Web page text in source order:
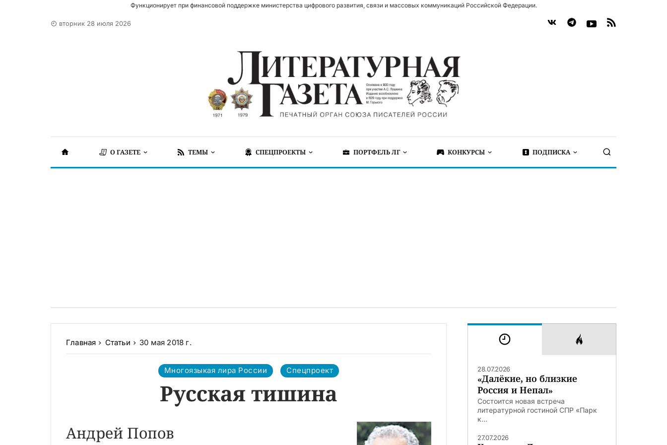
Функционирует при финансовой поддержке министерства цифрового развития, связи и массовых коммуникаций Российской Федерации.
вторник 28 июля 2026
О ГАЗЕТЕ ТЕМЫ СПЕЦПРОЕКТЫ ПОРТФЕЛЬ ЛГ КОНКУРСЫ ПОДПИСКА
Главная Статьи 30 мая 2018 г.
Многоязыкая лира России Спецпроект
Русская тишина
Андрей Попов
28.07.2026
«Далёкие, но близкие
Россия и Непал»
Состоится новая встреча
литературной гостиной СПР «Парк
к...
27.07.2026